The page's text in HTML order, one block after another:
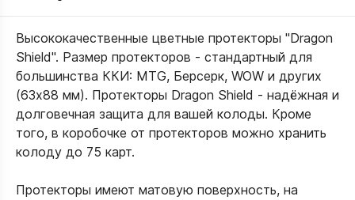
Высококачественные цветные протекторы "Dragon
Shield". Размер протекторов - стандартный для
большинства ККИ: MTG, Берсерк, WOW и других
(63х88 мм). Протекторы Dragon Shield - надёжная и
долговечная защита для вашей колоды. Кроме
того, в коробочке от протекторов можно хранить
колоду до 75 карт.
Протекторы имеют матовую поверхность, на